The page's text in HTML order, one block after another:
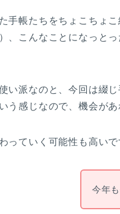
手帳たちをちょこちょ
、こんなことになっと
い派なのと、今回は綴
う感じなので、機会があ
っていく可能性も高い
今年